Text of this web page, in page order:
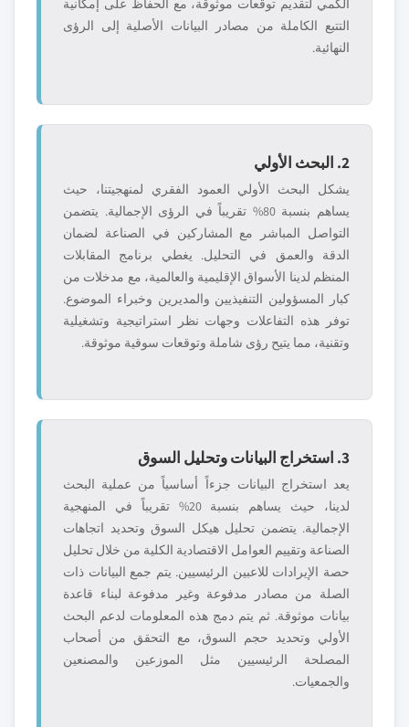
الكمي لتقديم توقعات موثوقة، مع الحفاظ على إمكانية
التتبع الكاملة من مصادر البيانات الأصلية إلى الرؤى
النهائية.
2. البحث الأولي
يشكل البحث الأولي العمود الفقري لمنهجيتنا، حيث
يساهم بنسبة 80% تقريباً في الرؤى الإجمالية. يتضمن
التواصل المباشر مع المشاركين في الصناعة لضمان
الدقة والعمق في التحليل. يغطي برنامج المقابلات
المنظم لدينا الأسواق الإقليمية والعالمية، مع مدخلات من
كبار المسؤولين التنفيذيين والمديرين وخبراء الموضوع.
توفر هذه التفاعلات وجهات نظر استراتيجية وتشغيلية
وتقنية، مما يتيح رؤى شاملة وتوقعات سوقية موثوقة.
3. استخراج البيانات وتحليل السوق
يعد استخراج البيانات جزءاً أساسياً من عملية البحث
لدينا، حيث يساهم بنسبة 20% تقريباً في المنهجية
الإجمالية. يتضمن تحليل هيكل السوق وتحديد اتجاهات
الصناعة وتقييم العوامل الاقتصادية الكلية من خلال تحليل
حصة الإيرادات للاعبين الرئيسيين. يتم جمع البيانات ذات
الصلة من مصادر مدفوعة وغير مدفوعة لبناء قاعدة
بيانات موثوقة. ثم يتم دمج هذه المعلومات لدعم البحث
الأولي وتحديد حجم السوق، مع التحقق من أصحاب
المصلحة الرئيسيين مثل الموزعين والمصنعين
والجمعيات.